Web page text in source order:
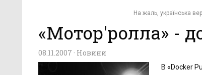
На жаль, українська
«Мотор'ролла» -
08.11.2007 · Новини
В «Docker